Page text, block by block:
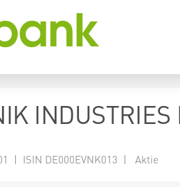
INDUSTRIES
| ISIN DE000EVNK013 | Aktie